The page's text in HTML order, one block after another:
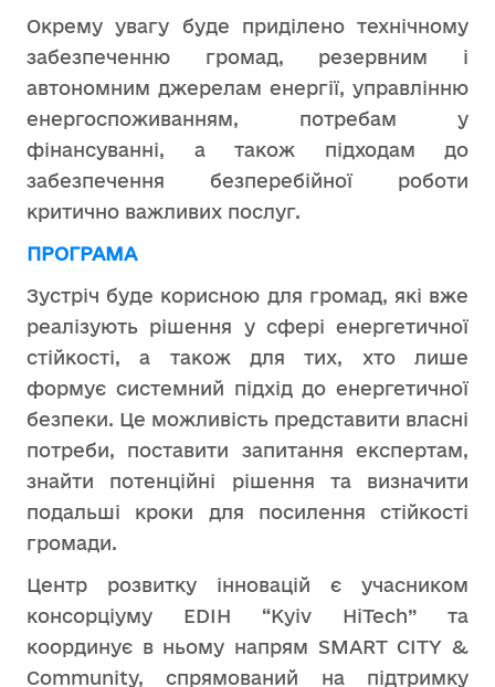
Окрему увагу буде приділено технічному
забезпеченню громад, резервним і
автономним джерелам енергії, управлінню
енергоспоживанням, потребам у
фінансуванні, а також підходам до
забезпечення безперебійної роботи
критично важливих послуг.
ПРОГРАМА
Зустріч буде корисною для громад, які вже
реалізують рішення у сфері енергетичної
стійкості, а також для тих, хто лише
формує системний підхід до енергетичної
безпеки. Це можливість представити власні
потреби, поставити запитання експертам,
знайти потенційні рішення та визначити
подальші кроки для посилення стійкості
громади.
Центр розвитку інновацій є учасником
консорціуму EDIH “Kyiv HiTech” та
координує в ньому напрям SMART CITY &
Community, спрямований на підтримку